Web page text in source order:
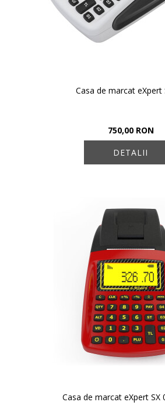
Casa de marcat eXpert
750,00 RON
DETALII
Casa de marcat eXpert SX